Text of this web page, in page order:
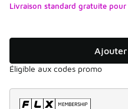
Livraison standard gratuite pour
Éligible aux codes promo